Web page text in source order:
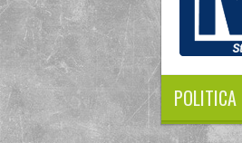
POLITICA